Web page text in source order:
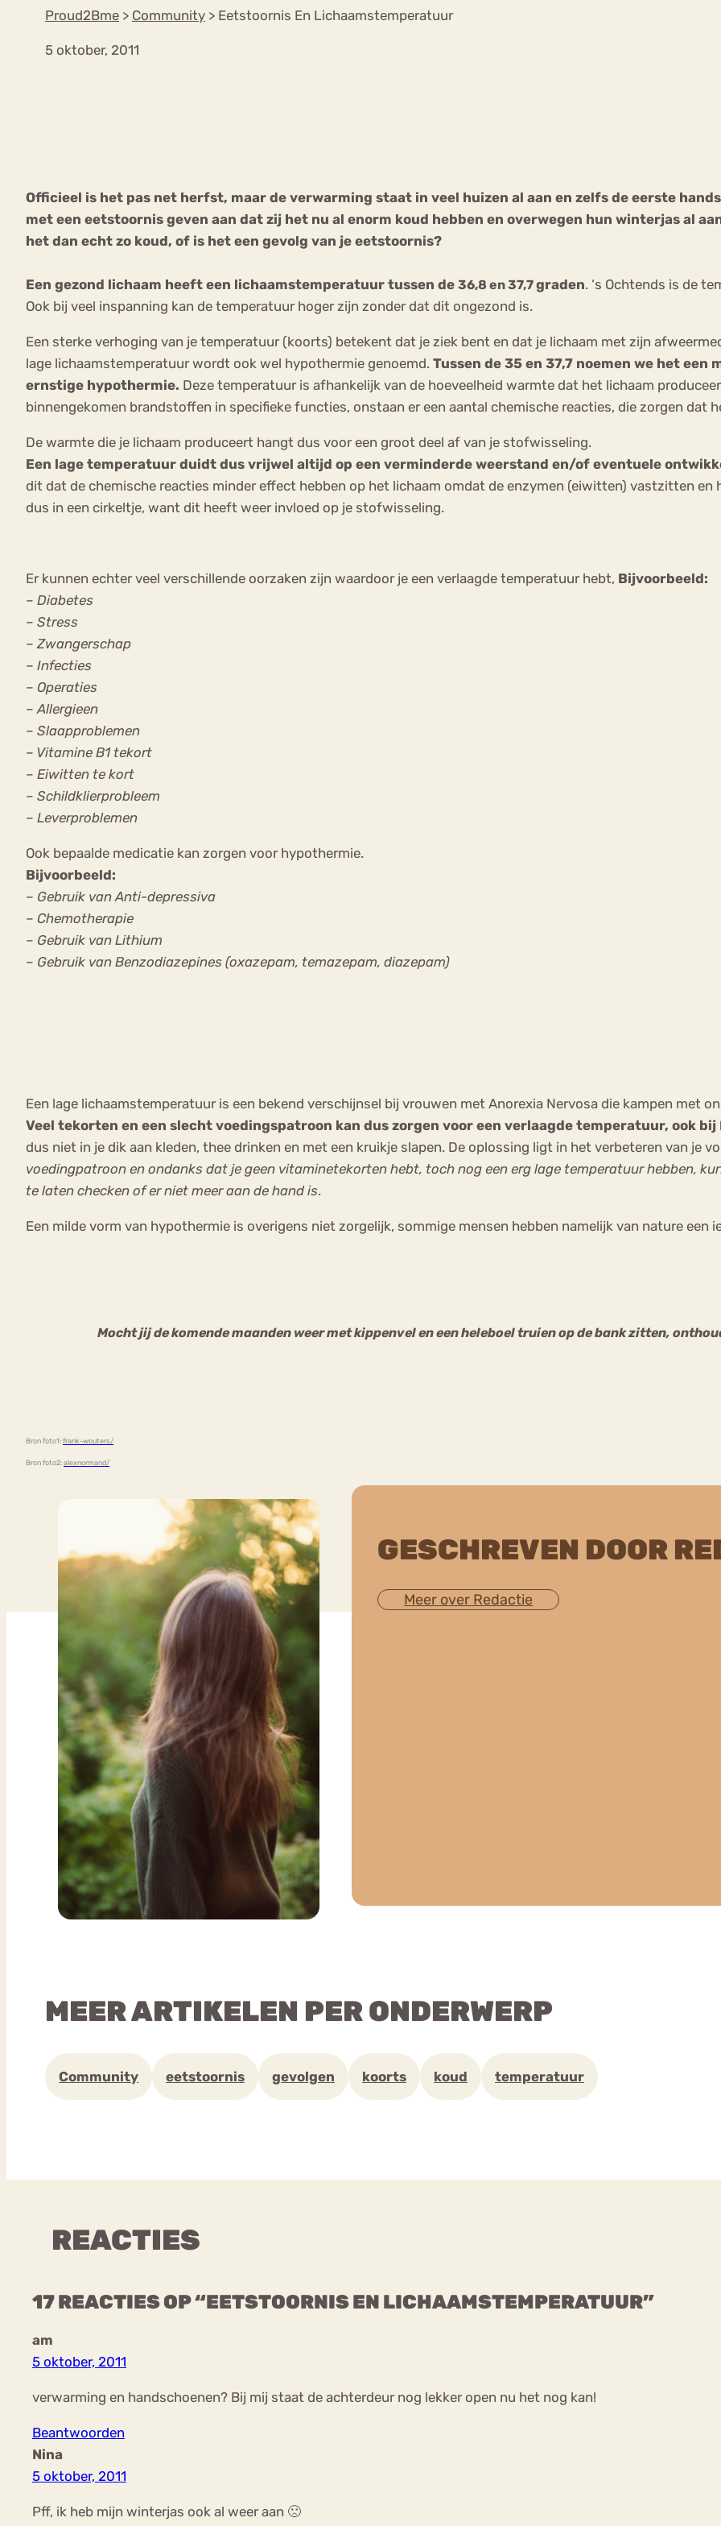
Proud2Bme > Community > Eetstoornis En Lichaamstemperatuur
5 oktober, 2011
Officieel is het pas net herfst, maar de verwarming staat in veel huizen al aan en zelfs de eerste
met een eetstoornis geven aan dat zij het nu al enorm koud hebben en overwegen hun winterjas al
het dan echt zo koud, of is het een gevolg van je eetstoornis?
Een gezond lichaam heeft een lichaamstemperatuur tussen de 36,8 en 37,7graden. ‘s Ochtends is de
Ook bij veel inspanning kan de temperatuur hoger zijn zonder dat dit ongezond is.
Een sterke verhoging van je temperatuur (koorts) betekent dat je ziek bent en dat je lichaam met zijn
lage lichaamstemperatuur wordt ook wel hypothermie genoemd. Tussen de 35 en 37,7 noemen we het
ernstige hypothermie. Deze temperatuur is afhankelijk van de hoeveelheid warmte dat het lichaam
binnengekomen brandstoffen in specifieke functies, onstaan er een aantal chemische reacties, die zorgen dat
De warmte die je lichaam produceert hangt dus voor een groot deel af van je stofwisseling.
Een lage temperatuur duidt dus vrijwel altijd op een verminderde weerstand en/of eventuele
dit dat de chemische reacties minder effect hebben op het lichaam omdat de enzymen (eiwitten) vastzitten en
dus in een cirkeltje, want dit heeft weer invloed op je stofwisseling.
Er kunnen echter veel verschillende oorzaken zijn waardoor je een verlaagde temperatuur hebt, Bijvoorbeeld:
– Diabetes
– Stress
– Zwangerschap
– Infecties
– Operaties
– Allergieen
– Slaapproblemen
– Vitamine B1 tekort
– Eiwitten te kort
– Schildklierprobleem
– Leverproblemen
Ook bepaalde medicatie kan zorgen voor hypothermie.
Bijvoorbeeld:
– Gebruik van Anti-depressiva
– Chemotherapie
– Gebruik van Lithium
– Gebruik van Benzodiazepines (oxazepam, temazepam, diazepam)
Een lage lichaamstemperatuur is een bekend verschijnsel bij vrouwen met Anorexia Nervosa die kampen met
Veel tekorten en een slecht voedingspatroon kan dus zorgen voor een verlaagde temperatuur, ook bij
dus niet in je dik aan kleden, thee drinken en met een kruikje slapen. De oplossing ligt in het verbeteren van je
voedingpatroon en ondanks dat je geen vitaminetekorten hebt, toch nog een erg lage temperatuur hebben,
te laten checken of er niet meer aan de hand is.
Een milde vorm van hypothermie is overigens niet zorgelijk, sommige mensen hebben namelijk van nature een
Mocht jij de komende maanden weer met kippenvel en een heleboel truien op de bank zitten,
Bron foto1: frank-wouters/
Bron foto2: alexnormand/
GESCHREVEN DOOR
Meer over Redactie
MEER ARTIKELEN PER ONDERWERP
Community eetstoornis gevolgen koorts koud temperatuur
REACTIES
17 REACTIES OP “EETSTOORNIS EN LICHAAMSTEMPERATUUR”
am
5 oktober, 2011
verwarming en handschoenen? Bij mij staat de achterdeur nog lekker open nu het nog kan!
Beantwoorden
Nina
5 oktober, 2011
Pff, ik heb mijn winterjas ook al weer aan 🙁